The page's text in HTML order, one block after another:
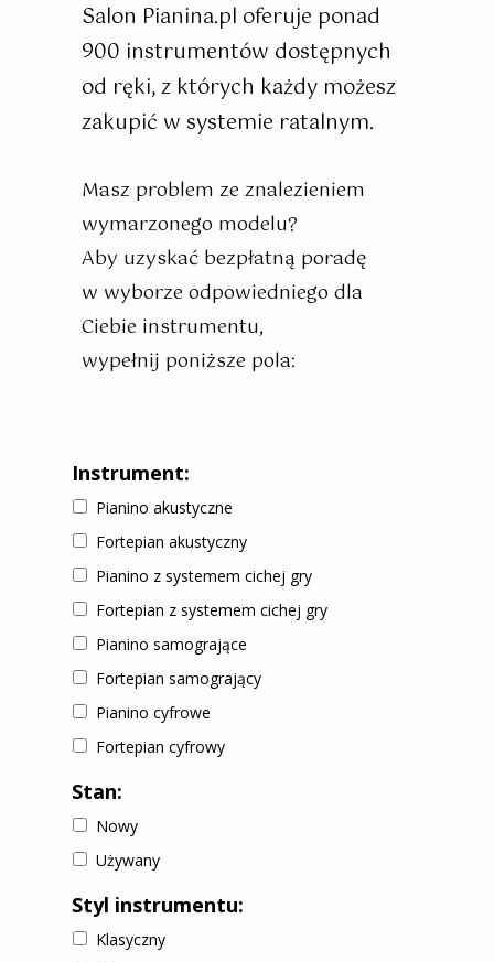
Instrument:
Pianino akustyczne
Fortepian akustyczny
Pianino z systemem cichej gry
Fortepian z systemem cichej gry
Pianino samogrające
Fortepian samogrający
Pianino cyfrowe
Fortepian cyfrowy
Stan:
Nowy
Używany
Styl instrumentu:
Klasyczny
Salon Pianina.pl oferuje ponad
900 instrumentów dostępnych
od ręki, z których każdy możesz
zakupić w systemie ratalnym.
Masz problem ze znalezieniem
wymarzonego modelu?
Aby uzyskać bezpłatną poradę
w wyborze odpowiedniego dla
Ciebie instrumentu,
wypełnij poniższe pola: